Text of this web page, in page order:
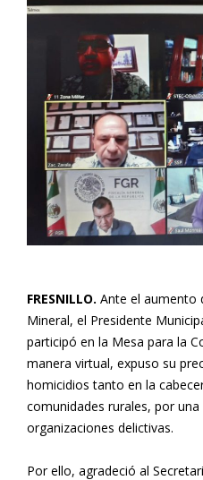
FRESNILLO. Ante el aumento
Mineral, el Presidente
participó en la Mesa para la
manera virtual, expuso su
homicidios tanto en la
comunidades rurales, por
organizaciones delictivas.
Por ello, agradeció al